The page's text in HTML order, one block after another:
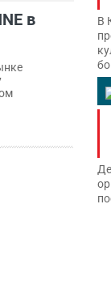
в
В